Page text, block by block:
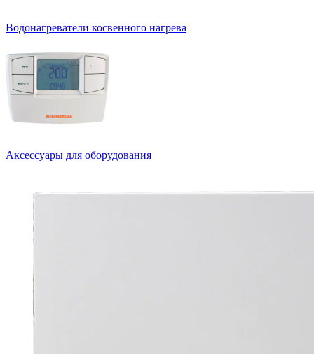
Водонагреватели косвенного нагрева
Аксессуары для оборудования